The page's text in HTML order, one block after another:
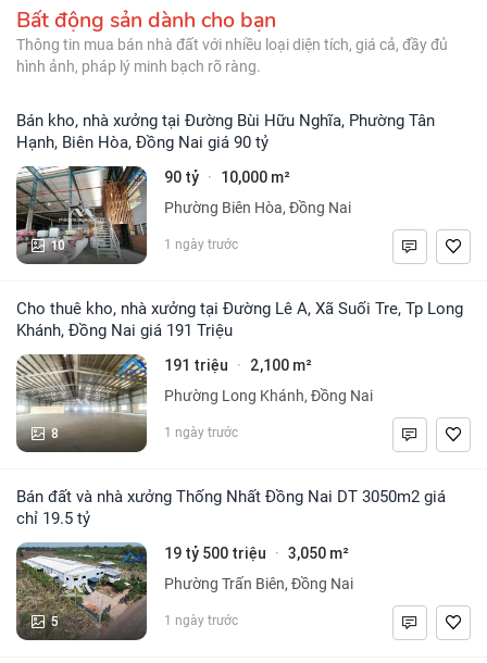
Bất động sản dành cho bạn
Thông tin mua bán nhà đất với nhiều loại diện tích, giá cả, đầy đủ
hình ảnh, pháp lý minh bạch rõ ràng.
Bán kho, nhà xưởng tại Đường Bùi Hữu Nghĩa, Phường Tân
Hạnh, Biên Hòa, Đồng Nai giá 90 tỷ
10
90 tỷ · 10,000 m²
Phường Biên Hòa, Đồng Nai
1 ngày trước
Cho thuê kho, nhà xưởng tại Đường Lê A, Xã Suối Tre, Tp Long
Khánh, Đồng Nai giá 191 Triệu
8
191 triệu · 2,100 m²
Phường Long Khánh, Đồng Nai
1 ngày trước
Bán đất và nhà xưởng Thống Nhất Đồng Nai DT 3050m2 giá
chỉ 19.5 tỷ
5
19 tỷ 500 triệu · 3,050 m²
Phường Trấn Biên, Đồng Nai
1 ngày trước